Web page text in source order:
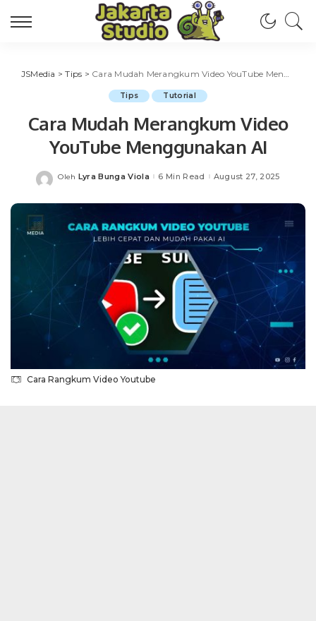
JSMedia >Tips > Cara Mudah Merangkum Video YouTube Menggunakan AI
Tips Tutorial
Cara Mudah Merangkum Video
YouTube Menggunakan AI
Posted
Oleh Lyra Bunga Viola 6 Min Read August 27, 2025
Cara Rangkum Video Youtube